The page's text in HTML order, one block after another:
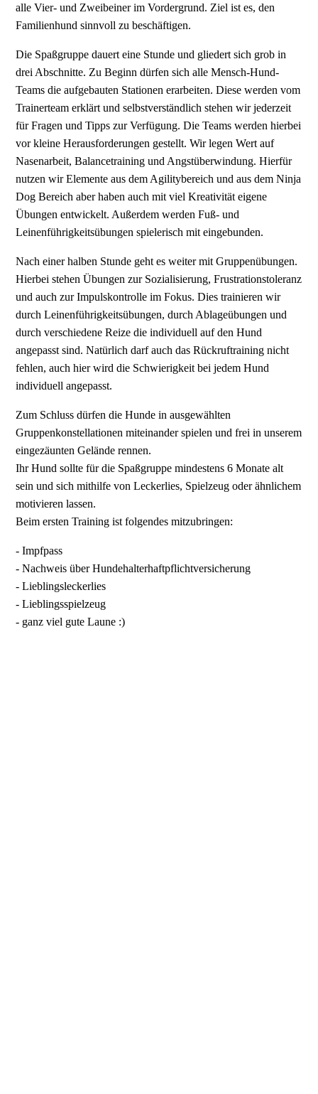
alle Vier- und Zweibeiner im Vordergrund. Ziel ist es, den
Familienhund sinnvoll zu beschäftigen.
Die Spaßgruppe dauert eine Stunde und gliedert sich grob in
drei Abschnitte. Zu Beginn dürfen sich alle Mensch-Hund-
Teams die aufgebauten Stationen erarbeiten. Diese werden vom
Trainerteam erklärt und selbstverständlich stehen wir jederzeit
für Fragen und Tipps zur Verfügung. Die Teams werden hierbei
vor kleine Herausforderungen gestellt. Wir legen Wert auf
Nasenarbeit, Balancetraining und Angstüberwindung. Hierfür
nutzen wir Elemente aus dem Agilitybereich und aus dem Ninja
Dog Bereich aber haben auch mit viel Kreativität eigene
Übungen entwickelt. Außerdem werden Fuß- und
Leinenführigkeitsübungen spielerisch mit eingebunden.
Nach einer halben Stunde geht es weiter mit Gruppenübungen.
Hierbei stehen Übungen zur Sozialisierung, Frustrationstoleranz
und auch zur Impulskontrolle im Fokus. Dies trainieren wir
durch Leinenführigkeitsübungen, durch Ablageübungen und
durch verschiedene Reize die individuell auf den Hund
angepasst sind. Natürlich darf auch das Rückruftraining nicht
fehlen, auch hier wird die Schwierigkeit bei jedem Hund
individuell angepasst.
Zum Schluss dürfen die Hunde in ausgewählten
Gruppenkonstellationen miteinander spielen und frei in unserem
eingezäunten Gelände rennen.
Ihr Hund sollte für die Spaßgruppe mindestens 6 Monate alt
sein und sich mithilfe von Leckerlies, Spielzeug oder ähnlichem
motivieren lassen.
Beim ersten Training ist folgendes mitzubringen:
- Impfpass
- Nachweis über Hundehalterhaftpflichtversicherung
- Lieblingsleckerlies
- Lieblingsspielzeug
- ganz viel gute Laune :)